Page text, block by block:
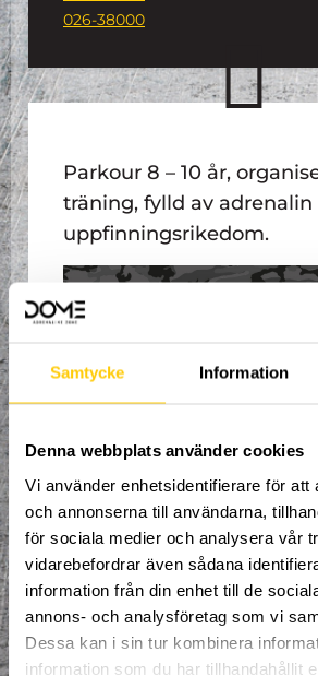
Samtycke Information
Denna webbplats använder cookies
Vi använder enhetsidentifierare för att
och annonserna till användarna,
för sociala medier och analysera vår
vidarebefordrar även sådana
information från din enhet till de
annons- och analysföretag som vi
Dessa kan i sin tur kombinera
information som du har tillhandahållit
026-38000
Parkour 8 – 10 år,
träning, fylld av adrenalin
uppfinningsrikedom.
Välkommen till en ny termin
organiserad träning, fylld av
uppfinningsrikedom.
Våra erfarna coacher tar
ser till att du ständigt
Parkour och Freerunning.
Nivån på träning anpassas